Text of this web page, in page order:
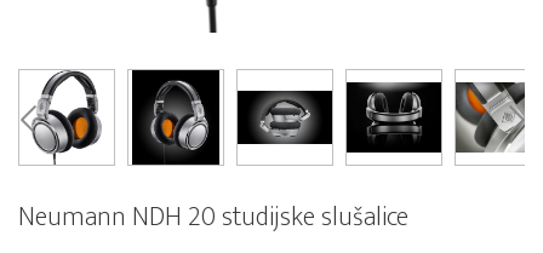
Neumann NDH 20 studijske slušalice